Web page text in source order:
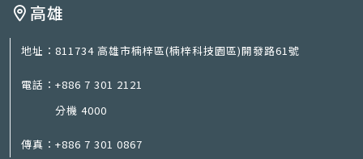
高雄
地址： 811734 高雄市楠梓區(楠梓科技園區)開發路61號
電話： +886 7 301 2121
分機 4000
傳真： +886 7 301 0867